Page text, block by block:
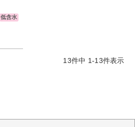
低含水
13件中 1-13件表示